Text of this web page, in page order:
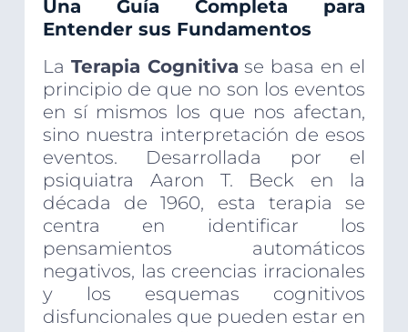
Una Guía Completa para
Entender sus Fundamentos
La Terapia Cognitiva se basa en el
principio de que no son los eventos
en sí mismos los que nos afectan,
sino nuestra interpretación de esos
eventos. Desarrollada por el
psiquiatra Aaron T. Beck en la
década de 1960, esta terapia se
centra en identificar los
pensamientos automáticos
negativos, las creencias irracionales
y los esquemas cognitivos
disfuncionales que pueden estar en